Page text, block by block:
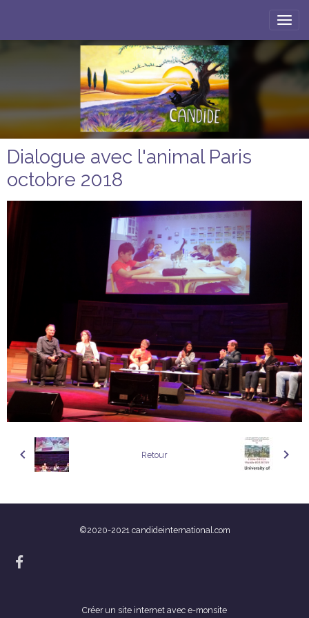
Dialogue avec l'animal Paris
octobre 2018
Retour
©2020-2021 candideinternational.com
Créer un site internet avec e-monsite